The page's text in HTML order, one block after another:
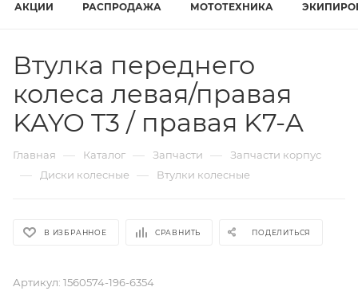
АКЦИИ РАСПРОДАЖА МОТОТЕХНИКА
Втулка переднего
колеса левая/правая
KAYO T3 / правая K7-A
Главная — Каталог — Запчасти — Запчасти корпус
— Диски колесные — Втулки колесные
В ИЗБРАННОЕ СРАВНИТЬ ПОДЕЛИТЬСЯ
Артикул: 1560574-196-6354